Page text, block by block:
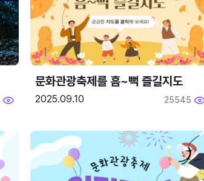
문화관광축제를 흠~뻑 즐길지도
2025.09.10 25545